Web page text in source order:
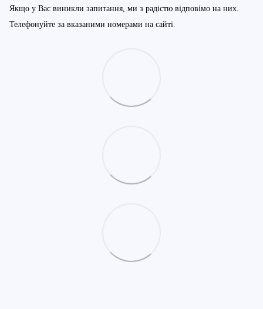
Якщо у Вас виникли запитання, ми з радістю відповімо на них.
Телефонуйте за вказаними номерами на сайті.